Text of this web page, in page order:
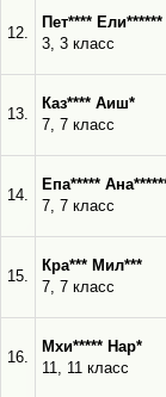
12.
Пет**** Ели******
3, 3 класс
13.
Каз**** Аиш*
7, 7 класс
14.
Епа*****
7, 7 класс
15.
Кра*** Мил***
7, 7 класс
16.
Мхи***** Нар*
11, 11 класс